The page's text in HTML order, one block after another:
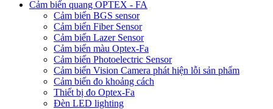
Cảm biến quang OPTEX - FA
Cảm biến BGS sensor
Cảm biến Fiber Sensor
Cảm biến Lazer Sensor
Cảm biến màu Optex-Fa
Cảm biến Photoelectric Sensor
Cảm biến Vision Camera phát hiện lỗi sản phẩm
Cảm biến đo khoảng cách
Thiết bị đo Optex-Fa
Đèn LED lighting